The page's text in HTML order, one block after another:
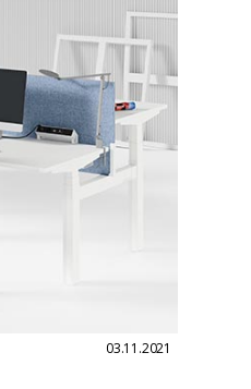
03.11.2021